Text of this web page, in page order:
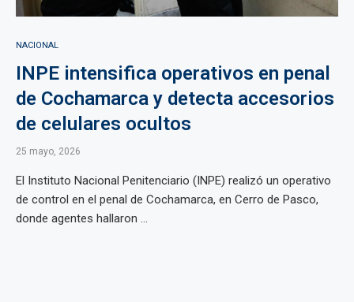
NACIONAL
INPE intensifica operativos en penal
de Cochamarca y detecta accesorios
de celulares ocultos
25 mayo, 2026
El Instituto Nacional Penitenciario (INPE) realizó un operativo
de control en el penal de Cochamarca, en Cerro de Pasco,
donde agentes hallaron ...